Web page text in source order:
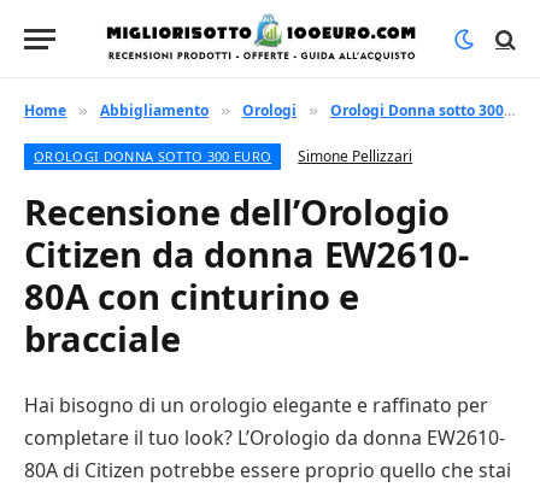
Home » Abbigliamento » Orologi » Orologi Donna sotto 300 euro
OROLOGI DONNA SOTTO 300 EURO Simone Pellizzari
Recensione dell’Orologio
Citizen da donna EW2610-
80A con cinturino e
bracciale
Hai bisogno di un orologio elegante e raffinato per
completare il tuo look? L’Orologio da donna EW2610-
80A di Citizen potrebbe essere proprio quello che stai